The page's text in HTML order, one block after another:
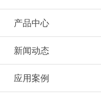
产品中心
新闻动态
应用案例